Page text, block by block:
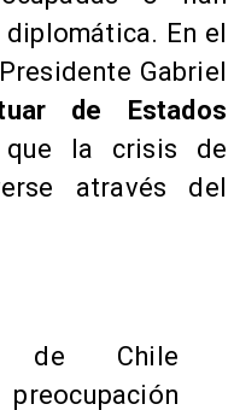
En el
Gabriel
de Estados
la crisis de
através del
de Chile
preocupación